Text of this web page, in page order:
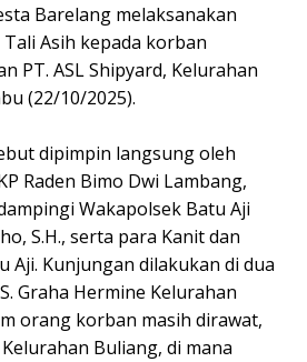
Barelang melaksanakan
Asih kepada korban
PT. ASL Shipyard, Kelurahan
(22/10/2025).
dipimpin langsung oleh
Raden Bimo Dwi Lambang,
Wakapolsek Batu Aji
S.H., serta para Kanit dan
Aji. Kunjungan dilakukan di dua
Graha Hermine Kelurahan
orang korban masih dirawat,
Buliang, di mana